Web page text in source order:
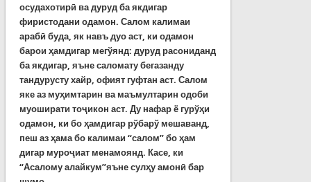
осудахотирӣ ва дуруд ба якдигар
фиристодани одамон. Салом калимаи
арабӣ буда, як навъ дуо аст, ки одамон
барои ҳамдигар мегўянд: дуруд расониданд
ба якдигар, яъне саломату бегазанду
тандурусту хайр, офият гуфтан аст. Салом
яке аз муҳимтарин ва маъмултарин одоби
муоширати тоҷикон аст. Ду нафар ё гурўҳи
одамон, ки бо ҳамдигар рўбарў мешаванд,
пеш аз ҳама бо калимаи “салом” бо ҳам
дигар муроҷиат менамоянд. Касе, ки
“Асалому алайкум”яъне сулҳу амонӣ бар